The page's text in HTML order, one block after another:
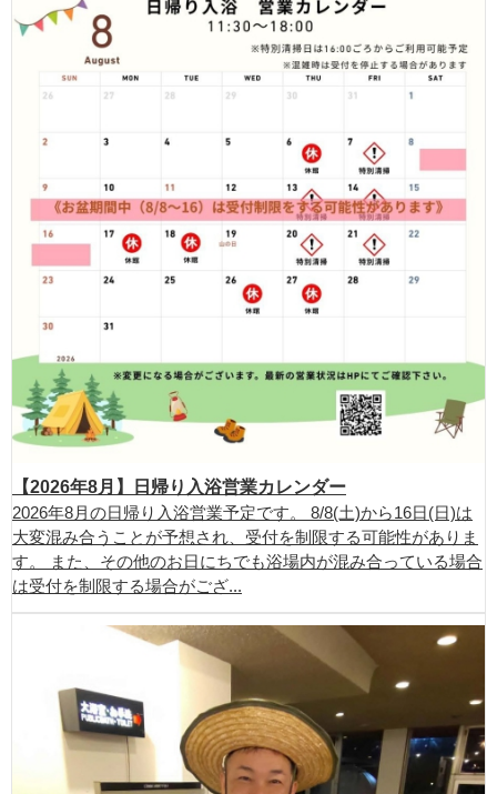
【2026年8月】日帰り入浴営業カレンダー
2026年8月の日帰り入浴営業予定です。 8/8(土)から16日(日)は
大変混み合うことが予想され、受付を制限する可能性がありま
す。 また、その他のお日にちでも浴場内が混み合っている場合
は受付を制限する場合がござ...